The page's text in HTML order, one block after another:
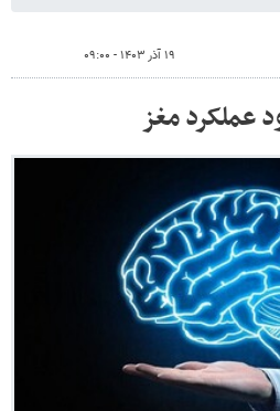
۱۹ آذر ۱۴۰۳ - ۰۹:۰۰